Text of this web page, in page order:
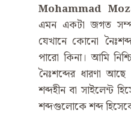
Mohammad
এমন একটা জগত
যেখানে কোনো
পারো কিনা। আমি
নৈঃশব্দের ধারণা
শব্দহীন বা সাইলেন্ট
শব্দগুলোকে শব্দ